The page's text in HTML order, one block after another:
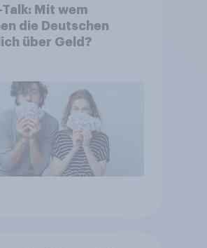
Talk: Mit wem
die Deutschen
über Geld?